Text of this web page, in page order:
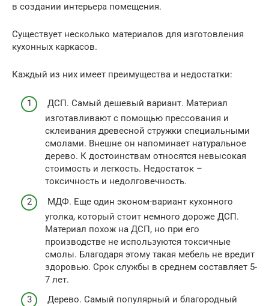
в создании интерьера помещения.
Существует несколько материалов для изготовления
кухонных каркасов.
Каждый из них имеет преимущества и недостатки:
ДСП. Самый дешевый вариант. Материал
изготавливают с помощью прессования и
склеивания древесной стружки специальными
смолами. Внешне он напоминает натуральное
дерево. К достоинствам относятся невысокая
стоимость и легкость. Недостаток –
токсичность и недолговечность.
МДФ. Еще один эконом-вариант кухонного
уголка, который стоит немного дороже ДСП.
Материал похож на ДСП, но при его
производстве не используются токсичные
смолы. Благодаря этому такая мебель не вредит
здоровью. Срок службы в среднем составляет 5-
7 лет.
Дерево. Самый популярный и благородный